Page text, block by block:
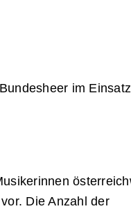
im
Die Anzahl der